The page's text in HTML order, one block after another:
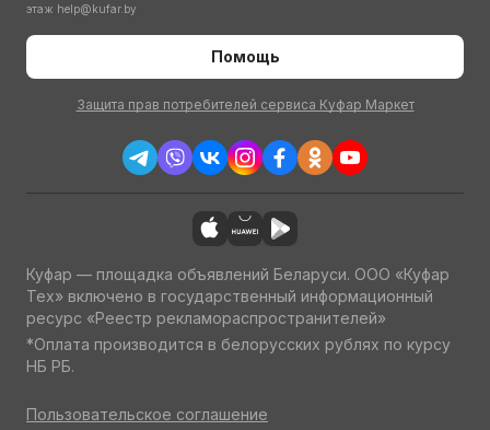
этаж help@kufar.by
Помощь
Защита прав потребителей сервиса Куфар Маркет
Куфар — площадка объявлений Беларуси. ООО «Куфар
Тех» включено в государственный информационный
ресурс «Реестр рекламораспространителей»
*Оплата производится в белорусских рублях по курсу
НБ РБ.
Пользовательское соглашение